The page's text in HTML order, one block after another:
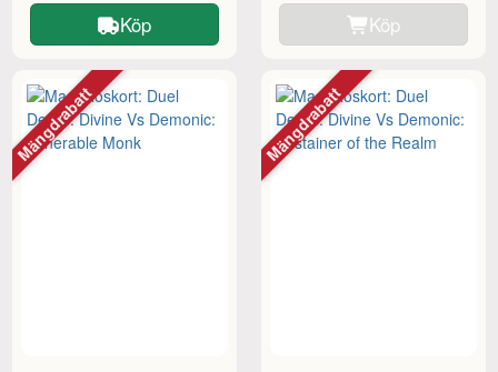
Köp Köp
Mängdrabatt Mängdrabatt